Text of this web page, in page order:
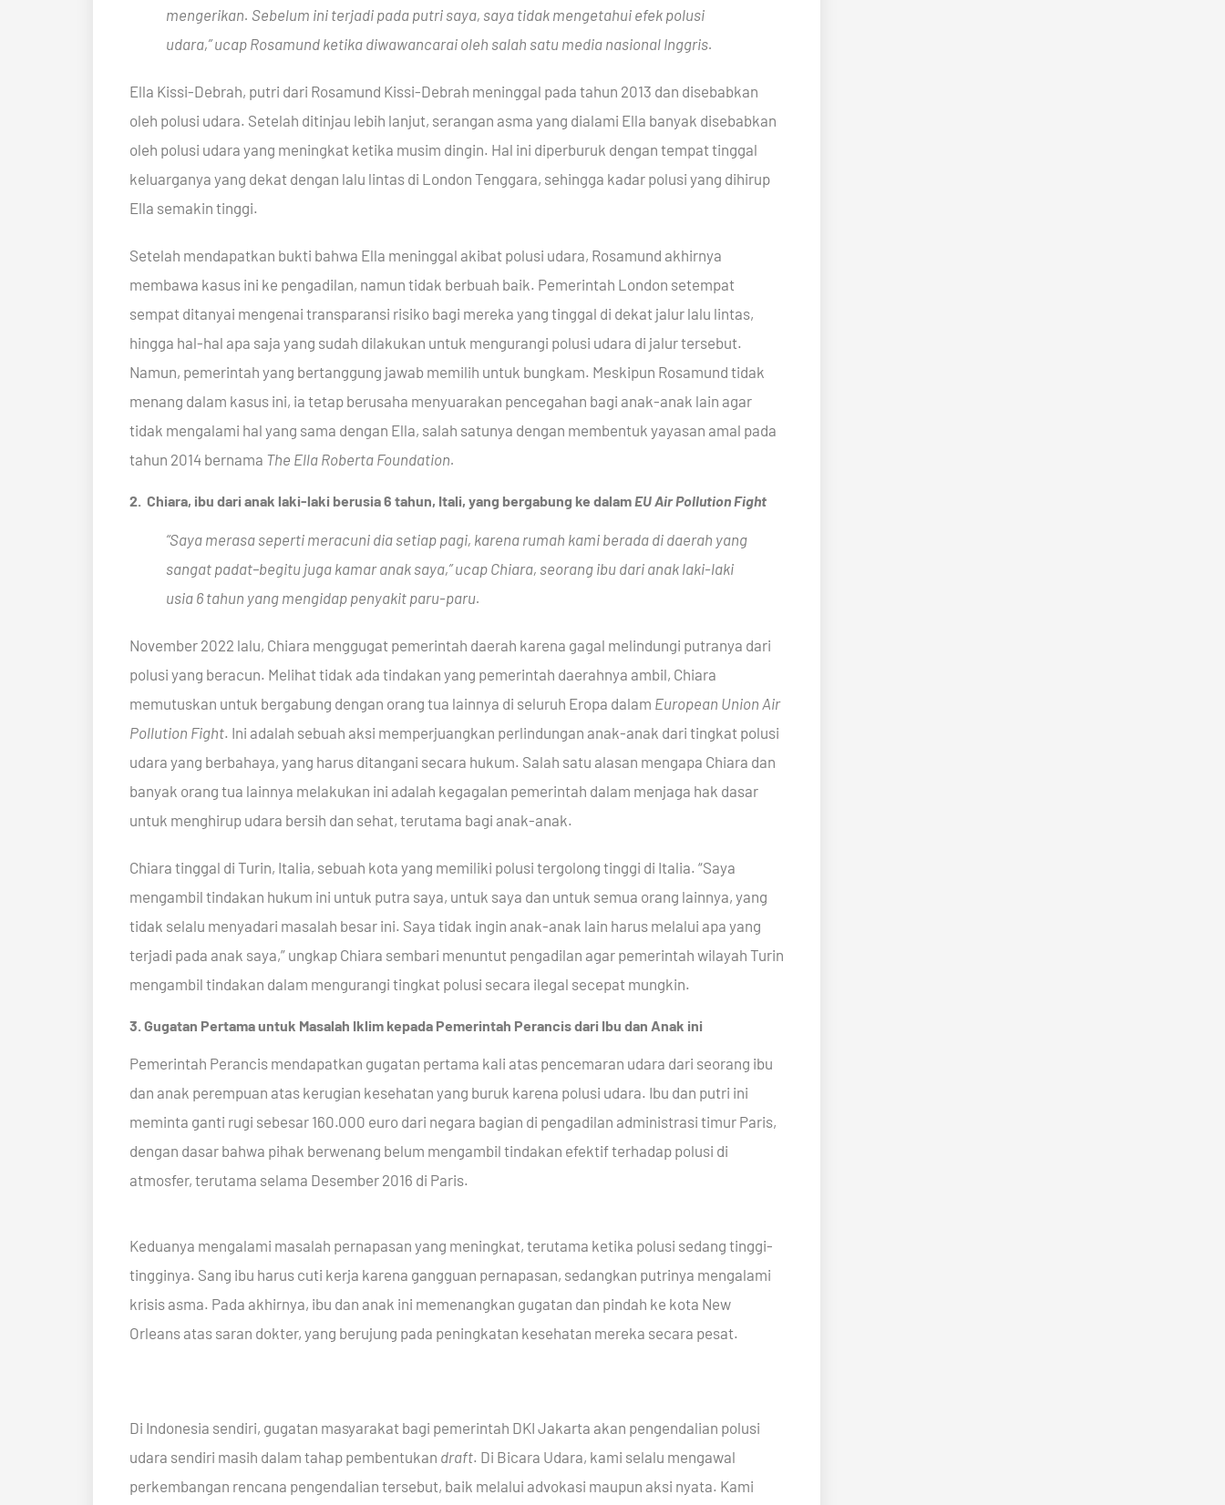
mengerikan. Sebelum ini terjadi pada putri saya, saya tidak mengetahui efek polusi
udara,” ucap Rosamund ketika diwawancarai oleh salah satu media nasional Inggris.
Ella Kissi-Debrah, putri dari Rosamund Kissi-Debrah meninggal pada tahun 2013 dan disebabkan
oleh polusi udara. Setelah ditinjau lebih lanjut, serangan asma yang dialami Ella banyak disebabkan
oleh polusi udara yang meningkat ketika musim dingin. Hal ini diperburuk dengan tempat tinggal
keluarganya yang dekat dengan lalu lintas di London Tenggara, sehingga kadar polusi yang dihirup
Ella semakin tinggi.
Setelah mendapatkan bukti bahwa Ella meninggal akibat polusi udara, Rosamund akhirnya
membawa kasus ini ke pengadilan, namun tidak berbuah baik. Pemerintah London setempat
sempat ditanyai mengenai transparansi risiko bagi mereka yang tinggal di dekat jalur lalu lintas,
hingga hal-hal apa saja yang sudah dilakukan untuk mengurangi polusi udara di jalur tersebut.
Namun, pemerintah yang bertanggung jawab memilih untuk bungkam. Meskipun Rosamund tidak
menang dalam kasus ini, ia tetap berusaha menyuarakan pencegahan bagi anak-anak lain agar
tidak mengalami hal yang sama dengan Ella, salah satunya dengan membentuk yayasan amal pada
tahun 2014 bernama The Ella Roberta Foundation.
2. Chiara, ibu dari anak laki-laki berusia 6 tahun, Itali, yang bergabung ke dalam EU Air Pollution Fight
“Saya merasa seperti meracuni dia setiap pagi, karena rumah kami berada di daerah yang
sangat padat–begitu juga kamar anak saya,” ucap Chiara, seorang ibu dari anak laki-laki
usia 6 tahun yang mengidap penyakit paru-paru.
November 2022 lalu, Chiara menggugat pemerintah daerah karena gagal melindungi putranya dari
polusi yang beracun. Melihat tidak ada tindakan yang pemerintah daerahnya ambil, Chiara
memutuskan untuk bergabung dengan orang tua lainnya di seluruh Eropa dalam European Union Air
Pollution Fight. Ini adalah sebuah aksi memperjuangkan perlindungan anak-anak dari tingkat polusi
udara yang berbahaya, yang harus ditangani secara hukum. Salah satu alasan mengapa Chiara dan
banyak orang tua lainnya melakukan ini adalah kegagalan pemerintah dalam menjaga hak dasar
untuk menghirup udara bersih dan sehat, terutama bagi anak-anak.
Chiara tinggal di Turin, Italia, sebuah kota yang memiliki polusi tergolong tinggi di Italia. “Saya
mengambil tindakan hukum ini untuk putra saya, untuk saya dan untuk semua orang lainnya, yang
tidak selalu menyadari masalah besar ini. Saya tidak ingin anak-anak lain harus melalui apa yang
terjadi pada anak saya,” ungkap Chiara sembari menuntut pengadilan agar pemerintah wilayah Turin
mengambil tindakan dalam mengurangi tingkat polusi secara ilegal secepat mungkin.
3. Gugatan Pertama untuk Masalah Iklim kepada Pemerintah Perancis dari Ibu dan Anak ini
Pemerintah Perancis mendapatkan gugatan pertama kali atas pencemaran udara dari seorang ibu
dan anak perempuan atas kerugian kesehatan yang buruk karena polusi udara. Ibu dan putri ini
meminta ganti rugi sebesar 160.000 euro dari negara bagian di pengadilan administrasi timur Paris,
dengan dasar bahwa pihak berwenang belum mengambil tindakan efektif terhadap polusi di
atmosfer, terutama selama Desember 2016 di Paris.
Keduanya mengalami masalah pernapasan yang meningkat, terutama ketika polusi sedang tinggi-
tingginya. Sang ibu harus cuti kerja karena gangguan pernapasan, sedangkan putrinya mengalami
krisis asma. Pada akhirnya, ibu dan anak ini memenangkan gugatan dan pindah ke kota New
Orleans atas saran dokter, yang berujung pada peningkatan kesehatan mereka secara pesat.
Di Indonesia sendiri, gugatan masyarakat bagi pemerintah DKI Jakarta akan pengendalian polusi
udara sendiri masih dalam tahap pembentukan draft. Di Bicara Udara, kami selalu mengawal
perkembangan rencana pengendalian tersebut, baik melalui advokasi maupun aksi nyata. Kami